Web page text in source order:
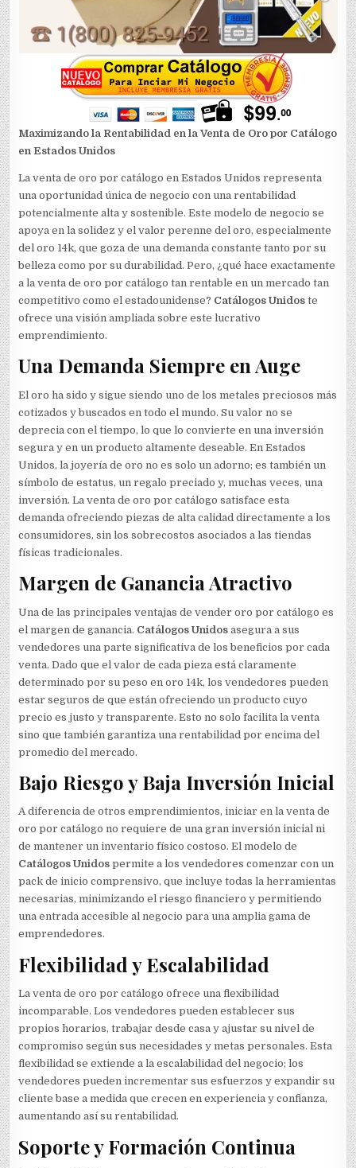
Maximizando la Rentabilidad en la Venta de Oro por Catálogo
en Estados Unidos
La venta de oro por catálogo en Estados Unidos representa
una oportunidad única de negocio con una rentabilidad
potencialmente alta y sostenible. Este modelo de negocio se
apoya en la solidez y el valor perenne del oro, especialmente
del oro 14k, que goza de una demanda constante tanto por su
belleza como por su durabilidad. Pero, ¿qué hace exactamente
a la venta de oro por catálogo tan rentable en un mercado tan
competitivo como el estadounidense? Catálogos Unidos te
ofrece una visión ampliada sobre este lucrativo
emprendimiento.
Una Demanda Siempre en Auge
El oro ha sido y sigue siendo uno de los metales preciosos más
cotizados y buscados en todo el mundo. Su valor no se
deprecia con el tiempo, lo que lo convierte en una inversión
segura y en un producto altamente deseable. En Estados
Unidos, la joyería de oro no es solo un adorno; es también un
símbolo de estatus, un regalo preciado y, muchas veces, una
inversión. La venta de oro por catálogo satisface esta
demanda ofreciendo piezas de alta calidad directamente a los
consumidores, sin los sobrecostos asociados a las tiendas
físicas tradicionales.
Margen de Ganancia Atractivo
Una de las principales ventajas de vender oro por catálogo es
el margen de ganancia. Catálogos Unidos asegura a sus
vendedores una parte significativa de los beneficios por cada
venta. Dado que el valor de cada pieza está claramente
determinado por su peso en oro 14k, los vendedores pueden
estar seguros de que están ofreciendo un producto cuyo
precio es justo y transparente. Esto no solo facilita la venta
sino que también garantiza una rentabilidad por encima del
promedio del mercado.
Bajo Riesgo y Baja Inversión Inicial
A diferencia de otros emprendimientos, iniciar en la venta de
oro por catálogo no requiere de una gran inversión inicial ni
de mantener un inventario físico costoso. El modelo de
Catálogos Unidos permite a los vendedores comenzar con un
pack de inicio comprensivo, que incluye todas la herramientas
necesarias, minimizando el riesgo financiero y permitiendo
una entrada accesible al negocio para una amplia gama de
emprendedores.
Flexibilidad y Escalabilidad
La venta de oro por catálogo ofrece una flexibilidad
incomparable. Los vendedores pueden establecer sus
propios horarios, trabajar desde casa y ajustar su nivel de
compromiso según sus necesidades y metas personales. Esta
flexibilidad se extiende a la escalabilidad del negocio; los
vendedores pueden incrementar sus esfuerzos y expandir su
cliente base a medida que crecen en experiencia y confianza,
aumentando así su rentabilidad.
Soporte y Formación Continua